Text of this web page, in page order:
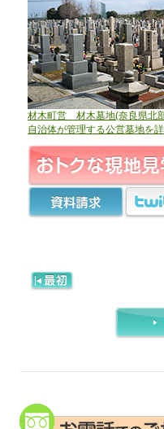
材木町営 材木墓地(奈良県北
自治体が管理する公営墓地を